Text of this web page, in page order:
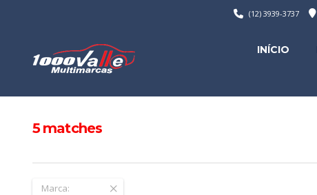
(12) 3939-3737
INÍCIO
5matches
Marca: